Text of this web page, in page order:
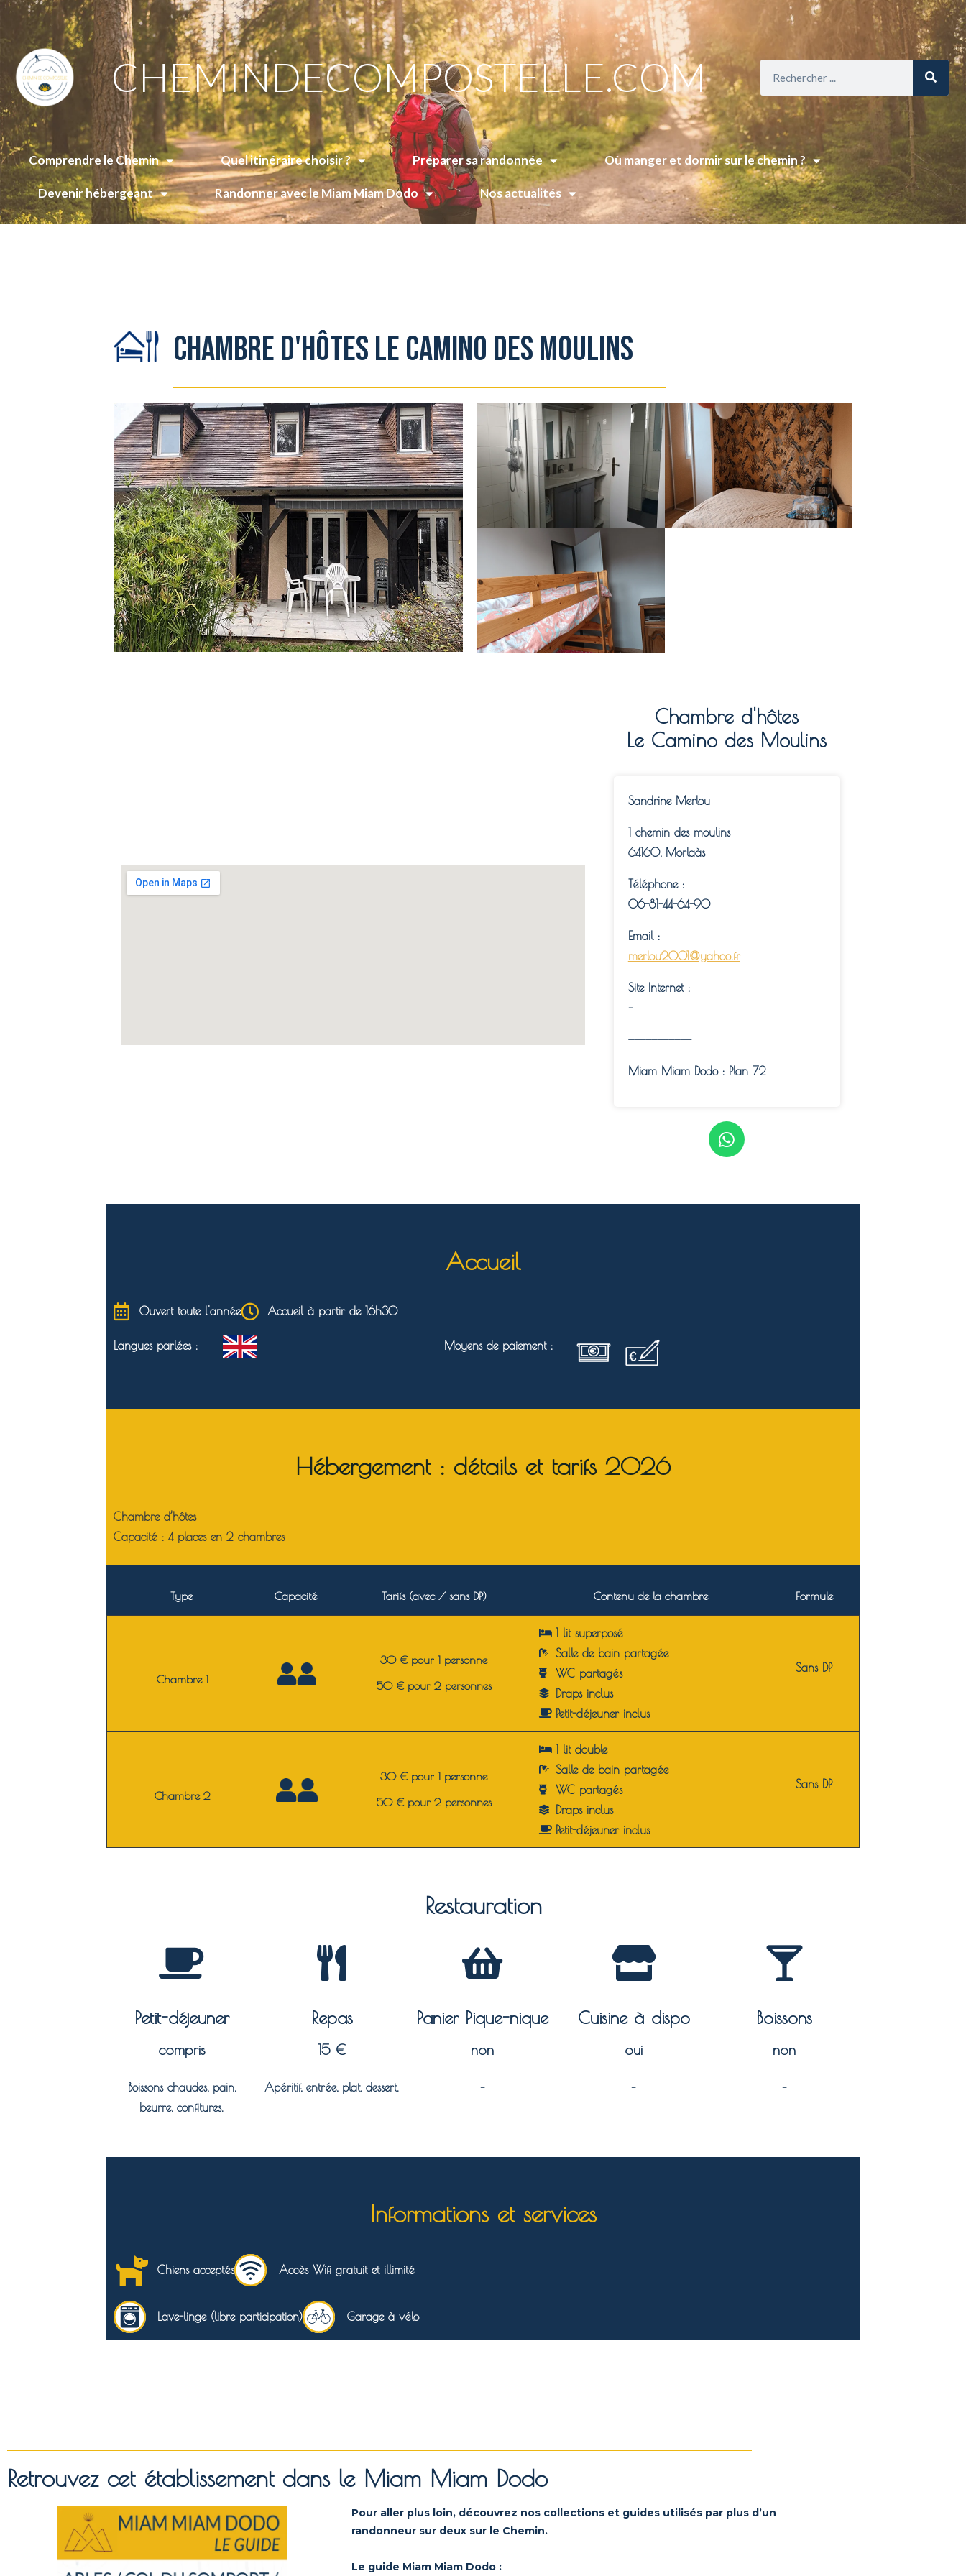
CHEMINDECOMPOSTELLE.COM
Comprendre le Chemin Quel itinéraire choisir ? Préparer sa randonnée Où manger et dormir sur le chemin ?
Devenir hébergeant Randonner avec le Miam Miam Dodo Nos actualités
Chambre d'hôtes Le Camino des Moulins
Chambre d'hôtes
Le Camino des Moulins
Sandrine Merlou
1 chemin des moulins
64160, Morlaàs
Téléphone :
06-81-44-64-90
Email :
merlou2001@yahoo.fr
Site Internet :
–
———————————
Miam Miam Dodo : Plan 72
Accueil
Ouvert toute l'année Accueil à partir de 16h30
Langues parlées : Moyens de paiement :
Hébergement : détails et tarifs 2026
Chambre d’hôtes
Capacité : 4 places en 2 chambres
Type Capacité Tarifs (avec / sans DP) Contenu de la chambre Formule
Chambre 1
30 € pour 1 personne
50 € pour 2 personnes
1 lit superposé
Salle de bain partagée
WC partagés
Draps inclus
Petit-déjeuner inclus
Sans DP
Chambre 2
30 € pour 1 personne
50 € pour 2 personnes
1 lit double
Salle de bain partagée
WC partagés
Draps inclus
Petit-déjeuner inclus
Sans DP
Restauration
Petit-déjeuner
compris
Boissons chaudes, pain,
beurre, confitures.
Repas
15 €
Apéritif, entrée, plat, dessert.
Panier Pique-nique
non
–
Cuisine à dispo
oui
–
Boissons
non
–
Informations et services
Chiens acceptés Accès Wifi gratuit et illimité
Lave-linge (libre participation) Garage à vélo
Retrouvez cet établissement dans le Miam Miam Dodo
Pour aller plus loin, découvrez nos collections et guides utilisés par plus d’un
randonneur sur deux sur le Chemin.
Le guide Miam Miam Dodo :